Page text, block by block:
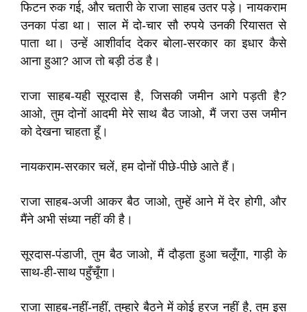
फिटन रुक गई, और चतारी के राजा साहब उतर पड़े। नायकराम
उनका पंडा था। साल में दो-चार सौ रुपये उनकी रियासत से
पाता था। उन्हें आशीर्वाद देकर बोला-सरकार का इधार कैसे
आना हुआ? आज तो बड़ी ठंड है।
राजा साहब-यही सूरदास है, जिसकी जमीन आगे पड़ती है?
आओ, तुम दोनों आदमी मेरे साथ बैठ जाओ, मैं जरा उस जमीन
को देखना चाहता हूँ।
नायकराम-सरकार चलें, हम दोनों पीछे-पीछे आते हैं।
राजा साहब-अजी आकर बैठ जाओ, तुम्हें आने में देर होगी, और
मैंने अभी संध्‍या नहीं की है।
सूरदास-पंडाजी, तुम बैठ जाओ, मैं दौड़ता हुआ चलूँगा, गाड़ी के
साथ-ही-साथ पहुँचूँगा।
राजा साहब-नहीं-नहीं, तुम्हारे बैठने में कोई हरज नहीं है, तुम इस